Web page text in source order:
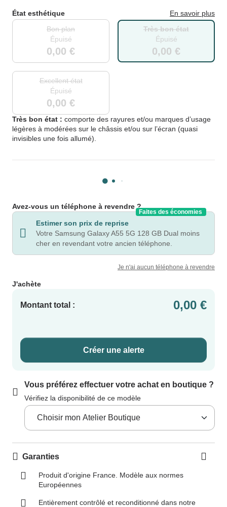
État esthétique
En savoir plus
Bon plan
Épuisé
0,00 €
Très bon état
Épuisé
0,00 €
Excellent état
Épuisé
0,00 €
Très bon état : comporte des rayures et/ou marques d’usage
légères à modérées sur le châssis et/ou sur l’écran (quasi
invisibles une fois allumé).
Avez-vous un téléphone à revendre ?
Estimer son prix de reprise
Votre Samsung Galaxy A55 5G 128 GB Dual moins
cher en revendant votre ancien téléphone.
Faites des économies
Je n'ai aucun téléphone à revendre
J'achète
Montant total : 0,00 €
Créer une alerte
Vous préférez effectuer votre achat en boutique ?
Vérifiez la disponibilité de ce modèle
Garanties
Produit d'origine France. Modèle aux normes
Européennes
Entièrement contrôlé et reconditionné dans notre